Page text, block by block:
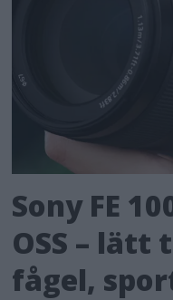
Sony FE
OSS – lätt
fågel,